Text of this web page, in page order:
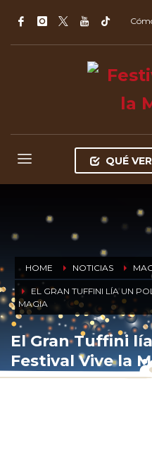
QUÉ
HOME NOTICIAS
EL GRAN TUFFINI LÍA UN
MAGIA
El Gran Tuffini
Festival Vive la